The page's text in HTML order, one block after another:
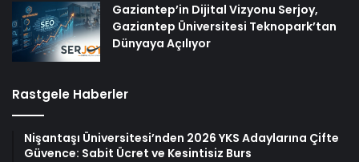
Gaziantep’in Dijital Vizyonu Serjoy,
Gaziantep Üniversitesi Teknopark’tan
Dünyaya Açılıyor
Rastgele Haberler
Nişantaşı Üniversitesi’nden 2026 YKS Adaylarına Çifte
Güvence: Sabit Ücret ve Kesintisiz Burs